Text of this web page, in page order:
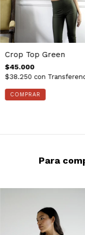
Crop Top Green
$45.000
$38.250 con
COMPRAR
Para